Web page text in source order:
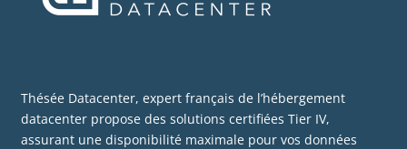
Thésée Datacenter, expert français de l’hébergement
datacenter propose des solutions certifiées Tier IV,
assurant une disponibilité maximale pour vos données